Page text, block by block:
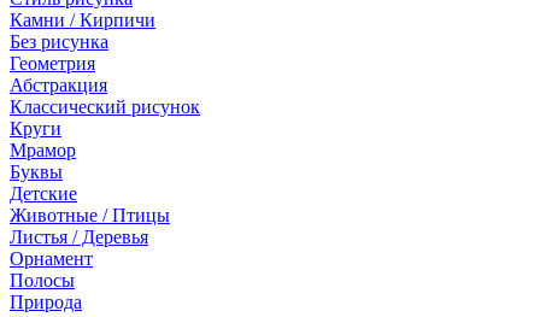
Камни / Кирпичи
Без рисунка
Геометрия
Абстракция
Классический рисунок
Круги
Мрамор
Буквы
Детские
Животные / Птицы
Листья / Деревья
Орнамент
Полосы
Природа